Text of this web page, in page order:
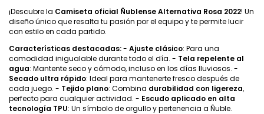
¡Descubre la Camiseta oficial Ñublense Alternativa Rosa 2022! Un
diseño único que resalta tu pasión por el equipo y te permite lucir
con estilo en cada partido.
Características destacadas:- Ajuste clásico: Para una
comodidad inigualable durante todo el día. - Tela repelente al
agua: Mantente seco y cómodo, incluso en los días lluviosos. -
Secado ultra rápido: Ideal para mantenerte fresco después de
cada juego. - Tejido plano: Combina durabilidad con ligereza,
perfecto para cualquier actividad. - Escudo aplicado en alta
tecnología TPU: Un símbolo de orgullo y pertenencia a Ñuble.